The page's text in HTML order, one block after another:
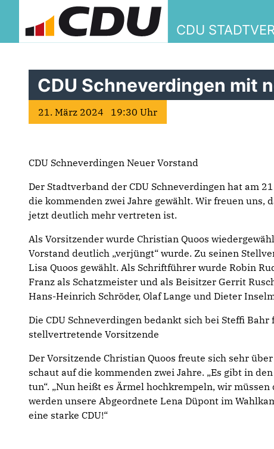
CDU
CDU Schneverdingen mit
21. März 2024 19:30 Uhr
CDU Schneverdingen Neuer Vorstand
Der Stadtverband der CDU Schneverdingen hat am
die kommenden zwei Jahre gewählt. Wir freuen uns,
jetzt deutlich mehr vertreten ist.
Als Vorsitzender wurde Christian Quoos
Vorstand deutlich „verjüngt“ wurde. Zu seinen
Lisa Quoos gewählt. Als Schriftführer wurde Robin
Franz als Schatzmeister und als Beisitzer Gerrit
Hans-Heinrich Schröder, Olaf Lange und Dieter
Die CDU Schneverdingen bedankt sich bei Steffi
stellvertretende Vorsitzende
Der Vorsitzende Christian Quoos freute sich sehr
schaut auf die kommenden zwei Jahre. „Es gibt in
tun“. „Nun heißt es Ärmel hochkrempeln, wir
werden unsere Abgeordnete Lena Düpont im
eine starke CDU!“